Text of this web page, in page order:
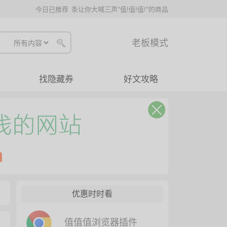
今日已推荐 条让你大喊三声"值!值!值!"的商品
老板模式
找隐藏券 好文攻略
优惠时时看
值值值浏览器插件